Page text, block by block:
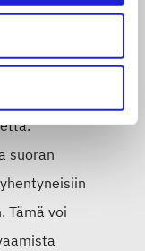
pohtivat
suoran
Tämä voi